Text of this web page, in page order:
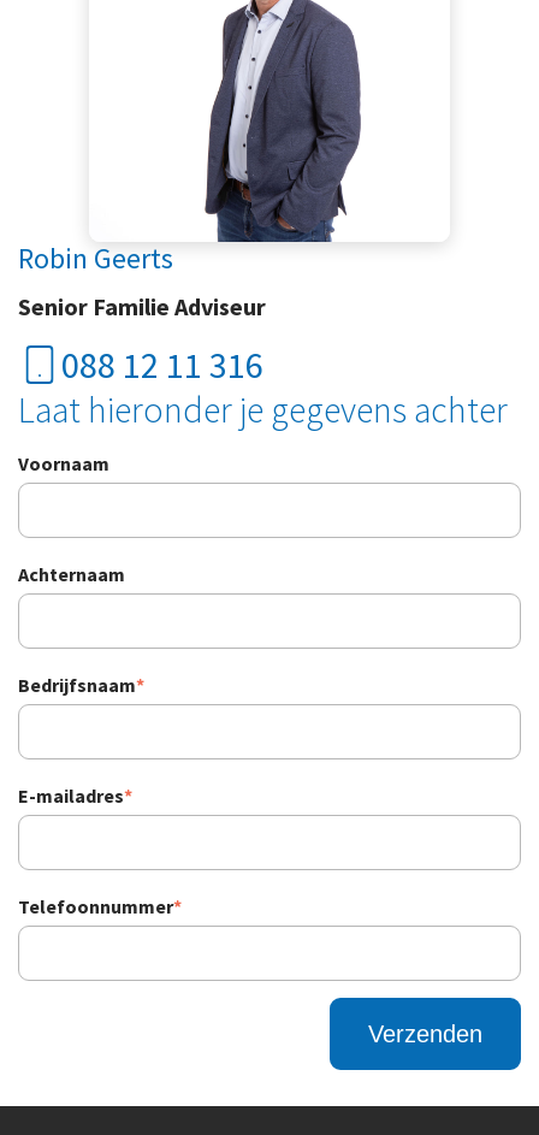
Robin Geerts
Senior Familie Adviseur
088 12 11 316
Laat hieronder je gegevens achter
Voornaam
Achternaam
Bedrijfsnaam*
E-mailadres*
Telefoonnummer*